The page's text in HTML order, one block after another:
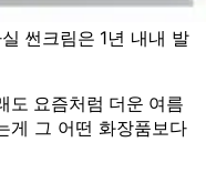
썬크림은 1년 내내 발
도 요즘처럼 더운 여름
게 그 어떤 화장품보다